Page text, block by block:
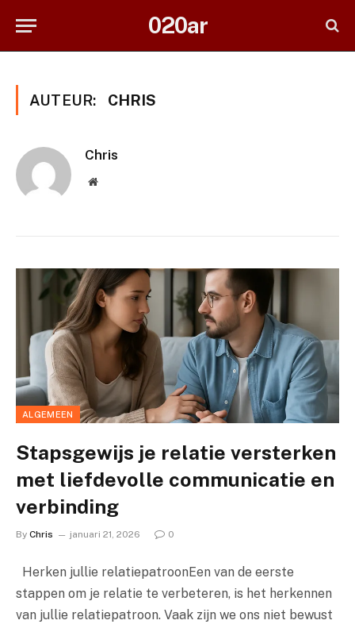
020ar
AUTEUR: CHRIS
Chris
Website
ALGEMEEN
Stapsgewijs je relatie versterken
met liefdevolle communicatie en
verbinding
By Chris januari 21, 2026 0
Herken jullie relatiepatroonEen van de eerste
stappen om je relatie te verbeteren, is het herkennen
van jullie relatiepatroon. Vaak zijn we ons niet bewust